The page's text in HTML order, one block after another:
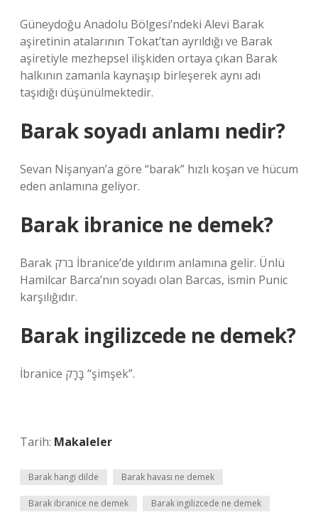
Güneydoğu Anadolu Bölgesi’ndeki Alevi Barak
aşiretinin atalarının Tokat’tan ayrıldığı ve Barak
aşiretiyle mezhepsel ilişkiden ortaya çıkan Barak
halkının zamanla kaynaşıp birleşerek aynı adı
taşıdığı düşünülmektedir.
Barak soyadı anlamı nedir?
Sevan Nişanyan’a göre “barak” hızlı koşan ve hücum
eden anlamına geliyor.
Barak ibranice ne demek?
Barak ברק İbranice’de yıldırım anlamına gelir. Ünlü
Hamilcar Barca’nın soyadı olan Barcas, ismin Punic
karşılığıdır.
Barak ingilizcede ne demek?
İbranice בָּרָק “şimşek”.
Tarih: Makaleler
Barak hangi dilde Barak havası ne demek
Barak ibranice ne demek Barak ingilizcede ne demek